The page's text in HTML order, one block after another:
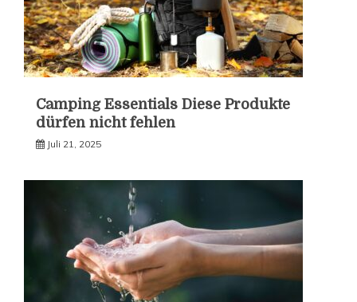
Camping Essentials Diese Produkte
dürfen nicht fehlen
Juli 21, 2025